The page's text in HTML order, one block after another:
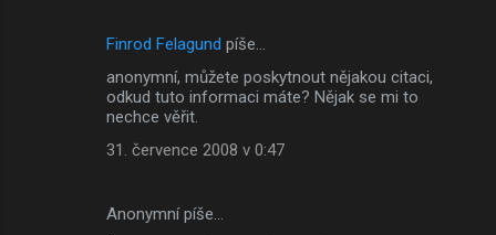
Finrod Felagund píše…
anonymní, můžete poskytnout nějakou citaci,
odkud tuto informaci máte? Nějak se mi to
nechce věřit.
31. července 2008 v 0:47
Anonymní píše…